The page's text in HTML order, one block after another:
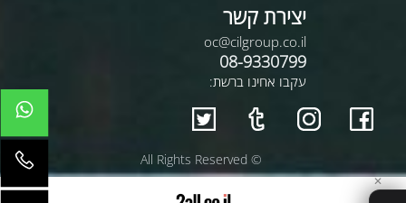
יצירת קשר
oc@cilgroup.co.il
08-9330799
עקבו אחינו ברשת:
© All Rights Reserved
✕